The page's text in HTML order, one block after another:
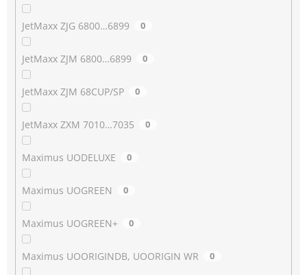
JetMaxx ZJG 6800…6899 0
JetMaxx ZJM 6800…6899 0
JetMaxx ZJM 68CUP/SP 0
JetMaxx ZXM 7010…7035 0
Maximus UODELUXE 0
Maximus UOGREEN 0
Maximus UOGREEN+ 0
Maximus UOORIGINDB, UOORIGIN WR 0